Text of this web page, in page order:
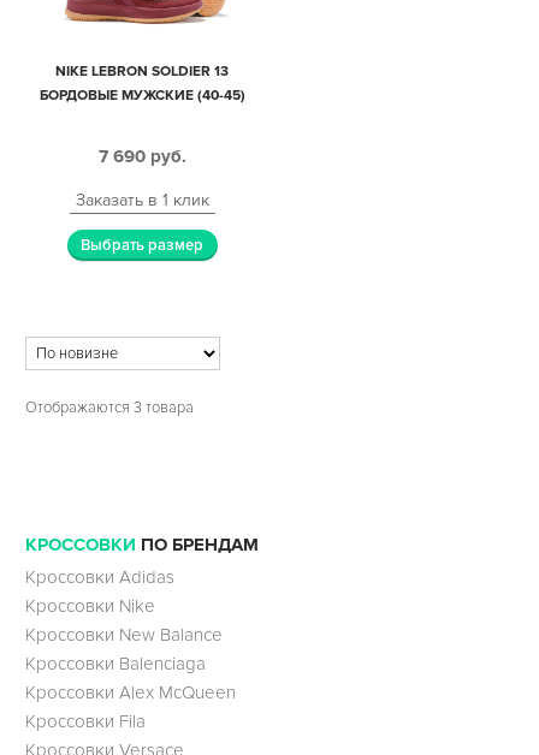
NIKE LEBRON SOLDIER 13
БОРДОВЫЕ МУЖСКИЕ (40-45)
7 690 руб.
Заказать в 1 клик
Выбрать размер
Отображаются 3 товара
КРОССОВКИ ПО БРЕНДАМ
Кроссовки Adidas
Кроссовки Nike
Кроссовки New Balance
Кроссовки Balenciaga
Кроссовки Alex McQueen
Кроссовки Fila
Кроссовки Versace